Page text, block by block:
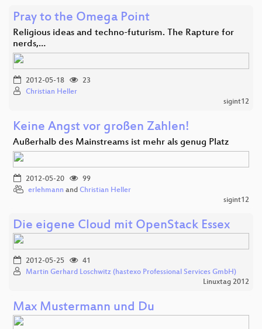
Pray to the Omega Point
Religious ideas and techno-futurism. The Rapture for
nerds,…
2012-05-18
23
Christian Heller
sigint12
Keine Angst vor großen Zahlen!
Außerhalb des Mainstreams ist mehr als genug Platz
2012-05-20
99
erlehmann and Christian Heller
sigint12
Die eigene Cloud mit OpenStack Essex
2012-05-25
41
Martin Gerhard Loschwitz (hastexo Professional Services GmbH)
Linuxtag 2012
Max Mustermann und Du